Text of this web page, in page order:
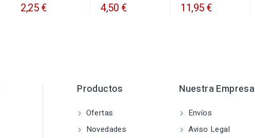
2,25 € 4,50 € 11,95 €
Productos
Ofertas
Novedades
Nuestra Empresa
Envíos
Aviso Legal